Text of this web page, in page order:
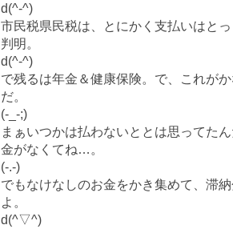
d(^-^)
市民税県民税は、とにかく支払いはと
判明。
d(^-^)
で残るは年金＆健康保険。で、これが
だ。
(-_-;)
まぁいつかは払わないととは思ってた
金がなくてね…。
(-.-)
でもなけなしのお金をかき集めて、滞
よ。
d(^▽^)